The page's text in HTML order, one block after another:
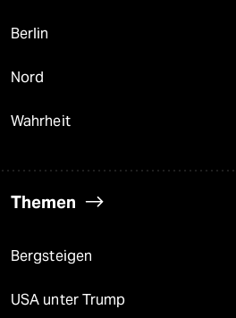
Berlin
Nord
Wahrheit
Themen
Bergsteigen
USA unter Trump